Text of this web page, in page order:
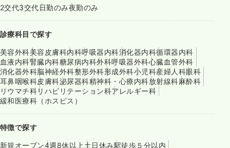
2交代3交代日勤のみ夜勤のみ
診療科目で探す
美容外科美容皮膚科内科呼吸器内科消化器内科循環器内科
血液内科腎臓内科糖尿病内科外科呼吸器外科心臓血管外科
消化器外科脳神経外科整形外科形成外科小児科産婦人科眼科
耳鼻咽喉科皮膚科泌尿器科精神科・心療内科放射線科麻酔科
リウマチ科リハビリテーション科アレルギー科
緩和医療科（ホスピス）
特徴で探す
新規オープン4週8休以上 土日休み駅徒歩５分以内